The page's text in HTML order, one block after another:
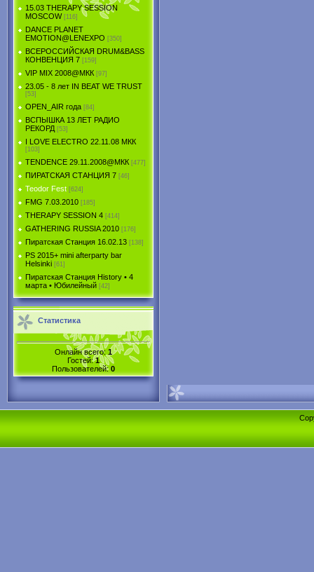
15.03 THERAPY SESSION
MOSCOW [116]
DANCE PLANET
EMOTION@LENEXPO [350]
ВСЕРОССИЙСКАЯ DRUM&BASS
КОНВЕНЦИЯ 7 [159]
VIP MIX 2008@МКК [97]
23.05 - 8 лет IN BEAT WE TRUST
[53]
OPEN_AIR года [84]
ВСПЫШКА 13 ЛЕТ РАДИО
РЕКОРД [53]
I LOVE ELECTRO 22.11.08 МКК
[103]
TENDЕNCE 29.11.2008@МКК [477]
ПИРАТСКАЯ СТАНЦИЯ 7 [46]
Teodor Fest [624]
FMG 7.03.2010 [185]
THERAPY SESSION 4 [414]
GATHERING RUSSIA 2010 [176]
Пиратская Станция 16.02.13 [138]
PS 2015+ mini afterparty bar
Helsinki [61]
Пиратская Станция History • 4
марта • Юбилейный [42]
Статистика
Онлайн всего: 1
Гостей:1
Пользователей:0